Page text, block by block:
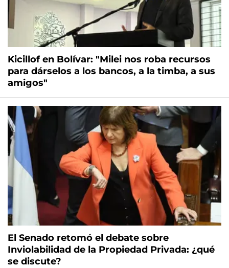
Kicillof en Bolívar: "Milei nos roba recursos
para dárselos a los bancos, a la timba, a sus
amigos"
El Senado retomó el debate sobre
Inviolabilidad de la Propiedad Privada: ¿qué
se discute?